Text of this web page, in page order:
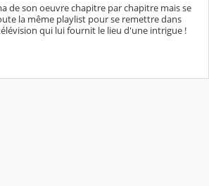
de son oeuvre chapitre par chapitre mais se
la même playlist pour se remettre dans
qui lui fournit le lieu d'une intrigue !